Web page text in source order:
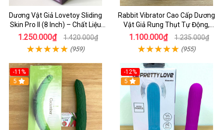
Dương Vật Giả Lovetoy Sliding
Skin Pro II (8 Inch) – Chất Liệu
Silicon 2 Lớp, Rung Đa Tần Cao
Cấp
1.250.000₫ 1.420.000₫
(959)
Rabbit Vibrator Cao Cấp Dương
Vật Giả Rung Thụt Tự Động,
Phát Nhiệt Tăng Khoái Cảm
1.100.000₫ 1.235.000₫
(955)
-11%
5
-12%
5